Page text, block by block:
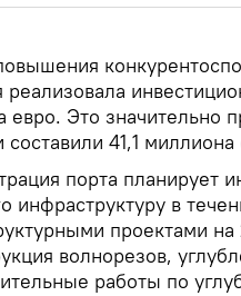
реализовала
евро. Это значительно
составили 41,1 миллиона
порта планирует
инфраструктуру в
проектами
волнорезов,
работы по